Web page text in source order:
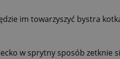
im towarzyszyć bystra
w sprytny sposób zetknie